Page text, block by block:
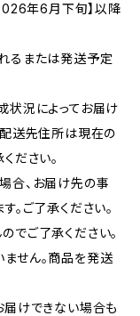
年6月下旬】以降
るまたは発送予定
状況によってお届け
配送先住所は現在の
ださい。
合、お届け先の事
。ご了承ください。
ご了承ください。
せん。商品を発送
けできない場合も